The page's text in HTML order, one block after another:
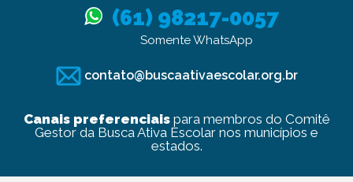
(61) 98217-0057
Somente WhatsApp
contato@buscaativaescolar.org.br
Canais preferenciaispara membros do Comitê
Gestor da Busca Ativa Escolar nos municípios e
estados.